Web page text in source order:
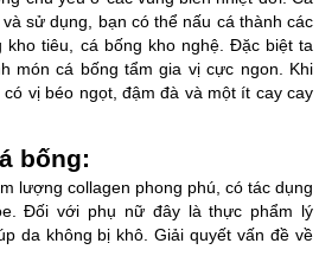
sử dụng, bạn có thể nấu cá thành các
kho tiêu, cá bống kho nghệ. Đặc biệt ta
món cá bống tẩm gia vị cực ngon. Khi
vị béo ngọt, đậm đà và một ít cay cay
bống:
lượng collagen phong phú, có tác dụng
Đối với phụ nữ đây là thực phẩm lý
da không bị khô. Giải quyết vấn đề về